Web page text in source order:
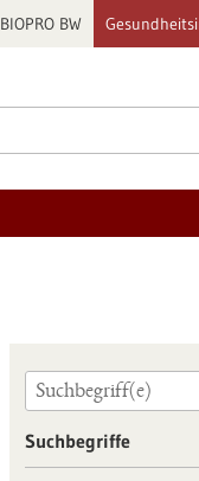
BIOPRO BW
Suchbegriffe